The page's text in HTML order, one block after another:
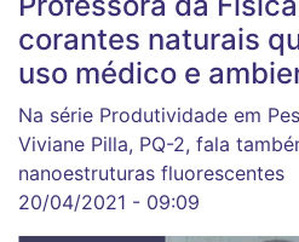
corantes naturais
uso médico e
Na série Produtividade em
Viviane Pilla, PQ-2, fala
nanoestruturas fluorescentes
20/04/2021 - 09:09